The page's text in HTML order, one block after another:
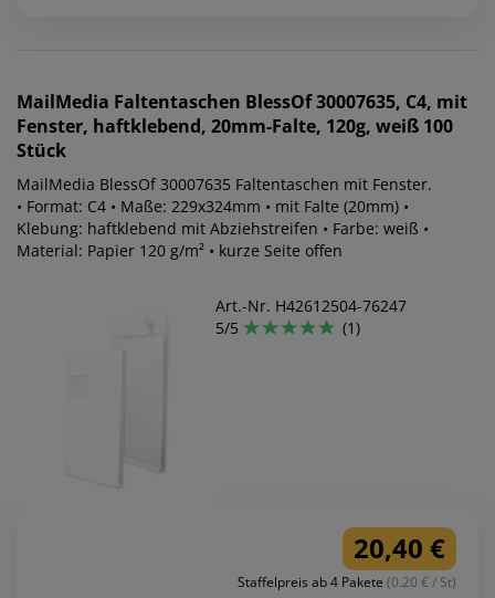
MailMedia Faltentaschen BlessOf 30007635, C4, mit
Fenster, haftklebend, 20mm-Falte, 120g, weiß 100
Stück
MailMedia BlessOf 30007635 Faltentaschen mit Fenster.
• Format: C4 • Maße: 229x324mm • mit Falte (20mm) •
Klebung: haftklebend mit Abziehstreifen • Farbe: weiß •
Material: Papier 120 g/m² • kurze Seite offen
Art.-Nr. H42612504-76247
5/5
(1)
20,40 €
Staffelpreis ab 4 Pakete (0.20 € / St)